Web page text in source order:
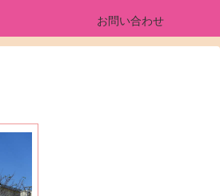
お問い合わせ